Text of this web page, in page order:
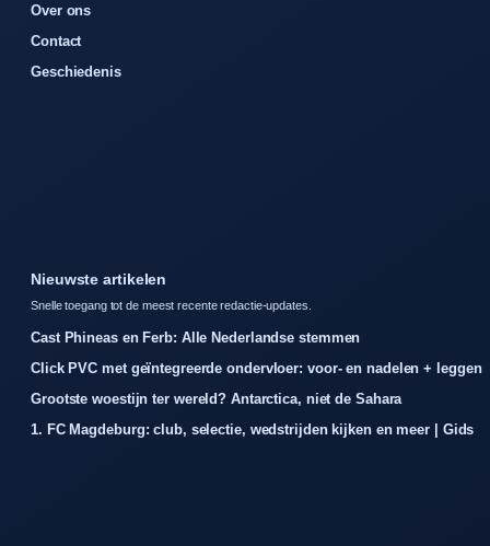
Over ons
Contact
Geschiedenis
Nieuwste artikelen
Snelle toegang tot de meest recente redactie-updates.
Cast Phineas en Ferb: Alle Nederlandse stemmen
Click PVC met geïntegreerde ondervloer: voor- en nadelen + leggen
Grootste woestijn ter wereld? Antarctica, niet de Sahara
1. FC Magdeburg: club, selectie, wedstrijden kijken en meer | Gids